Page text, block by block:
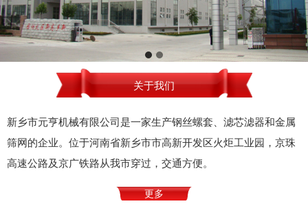
关于我们
新乡市元亨机械有限公司是一家生产钢丝螺套、滤芯滤器和金属
筛网的企业。位于河南省新乡市市高新开发区火炬工业园，京珠
高速公路及京广铁路从我市穿过，交通方便。
更多